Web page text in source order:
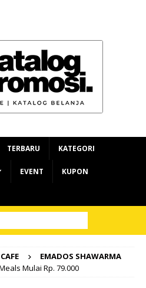
TERBARU KATEGORI
EVENT KUPON
EMADOS SHAWARMA
Mulai Rp. 79.000